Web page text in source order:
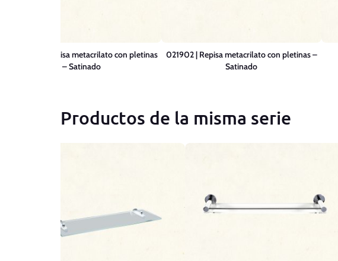
022102-R | Repisa metacrilato con pletinas
– Satinado
021902 | Repisa metacrilato con pletinas –
Satinado
Productos de la misma serie